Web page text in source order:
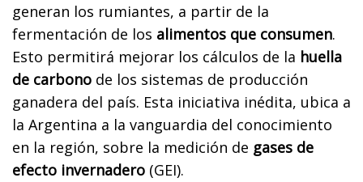
generan los rumiantes, a partir de la
fermentación de los alimentos que consumen.
Esto permitirá mejorar los cálculos de la huella
de carbono de los sistemas de producción
ganadera del país. Esta iniciativa inédita, ubica a
la Argentina a la vanguardia del conocimiento
en la región, sobre la medición de gases de
efecto invernadero (GEI).